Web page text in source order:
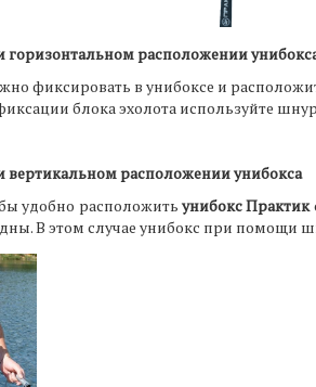
горизонтальном расположении
фиксировать в унибоксе и
блока эхолота используйте
вертикальном расположении унибокса
удобно расположить унибокс Практик
В этом случае унибокс при помощи